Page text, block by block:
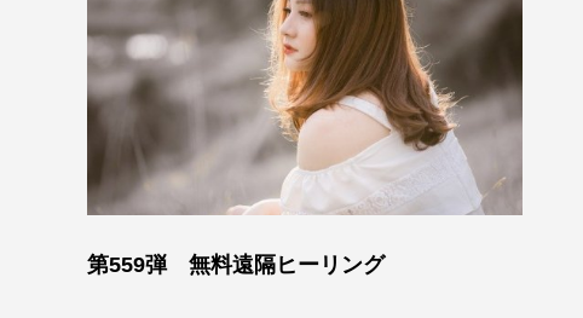
第559弾 無料遠隔ヒーリング